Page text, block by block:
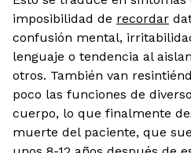
imposibilidad de recordar
confusión mental,
lenguaje o tendencia al
otros. También van
poco las funciones de
cuerpo, lo que finalmente
muerte del paciente, que